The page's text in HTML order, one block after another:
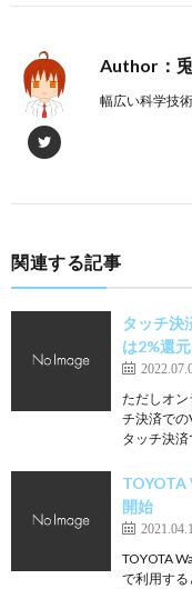
Author：
幅広い科学技
関連する記事
タッチ決
は2%還
ただしオン
チ決済での
タッチ決
開始
TOYOTA
で利用する